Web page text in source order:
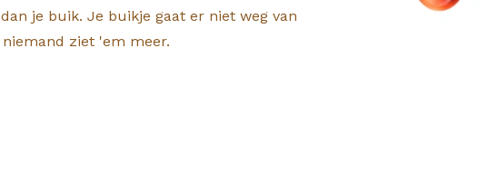
je buik. Je buikje gaat er niet weg van
ziet 'em meer.